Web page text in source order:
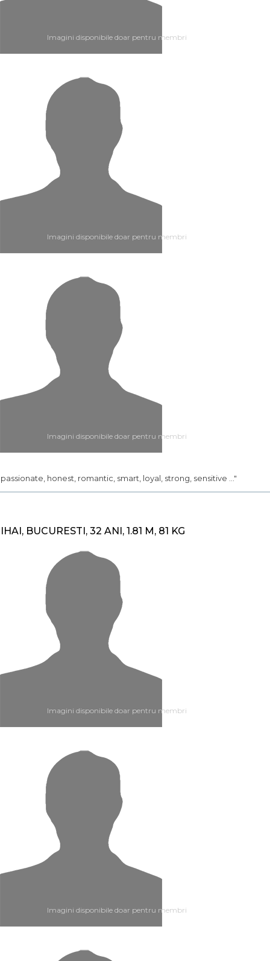
Imagini disponibile doar pentru membri
Imagini disponibile doar pentru membri
Imagini disponibile doar pentru membri
passionate, honest, romantic, smart, loyal, strong, sensitive ..."
BUCURESTI, 32 ANI, 1.81 M, 81 KG
Imagini disponibile doar pentru membri
Imagini disponibile doar pentru membri